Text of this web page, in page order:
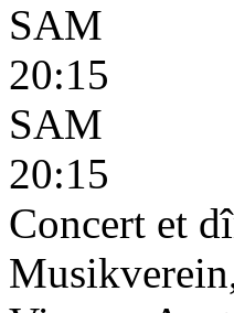
SAM
20:15
SAM
20:15
Concert et